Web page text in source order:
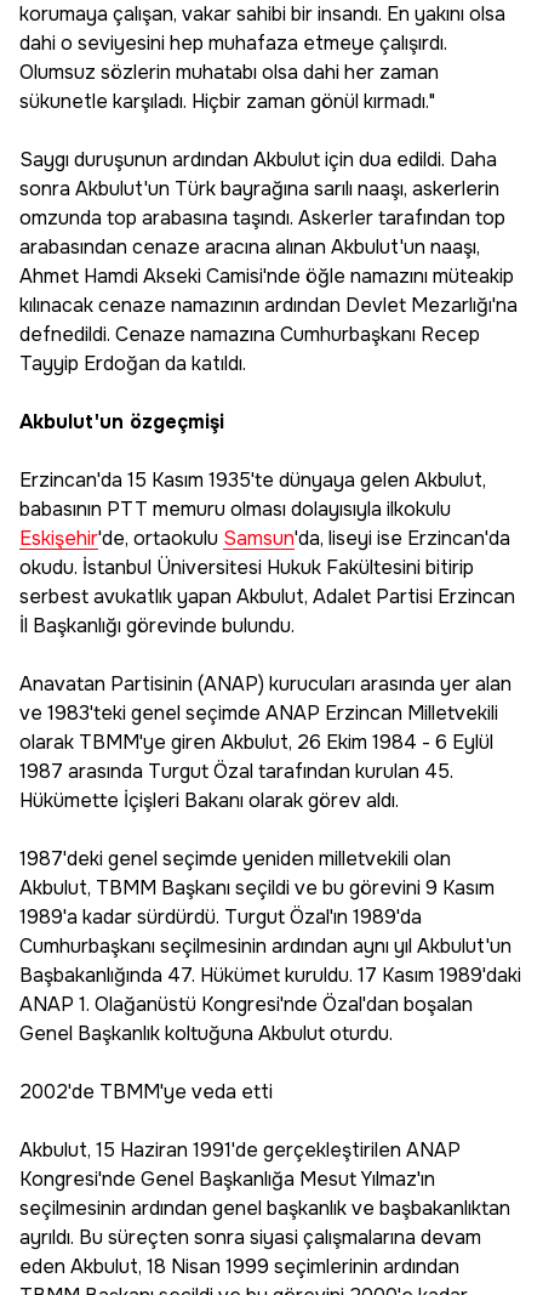
korumaya çalışan, vakar sahibi bir insandı. En yakını olsa
dahi o seviyesini hep muhafaza etmeye çalışırdı.
Olumsuz sözlerin muhatabı olsa dahi her zaman
sükunetle karşıladı. Hiçbir zaman gönül kırmadı."
Saygı duruşunun ardından Akbulut için dua edildi. Daha
sonra Akbulut'un Türk bayrağına sarılı naaşı, askerlerin
omzunda top arabasına taşındı. Askerler tarafından top
arabasından cenaze aracına alınan Akbulut'un naaşı,
Ahmet Hamdi Akseki Camisi'nde öğle namazını müteakip
kılınacak cenaze namazının ardından Devlet Mezarlığı'na
defnedildi. Cenaze namazına Cumhurbaşkanı Recep
Tayyip Erdoğan da katıldı.
Akbulut'un özgeçmişi
Erzincan'da 15 Kasım 1935'te dünyaya gelen Akbulut,
babasının PTT memuru olması dolayısıyla ilkokulu
Eskişehir'de, ortaokulu Samsun'da, liseyi ise Erzincan'da
okudu. İstanbul Üniversitesi Hukuk Fakültesini bitirip
serbest avukatlık yapan Akbulut, Adalet Partisi Erzincan
İl Başkanlığı görevinde bulundu.
Anavatan Partisinin (ANAP) kurucuları arasında yer alan
ve 1983'teki genel seçimde ANAP Erzincan Milletvekili
olarak TBMM'ye giren Akbulut, 26 Ekim 1984 - 6 Eylül
1987 arasında Turgut Özal tarafından kurulan 45.
Hükümette İçişleri Bakanı olarak görev aldı.
1987'deki genel seçimde yeniden milletvekili olan
Akbulut, TBMM Başkanı seçildi ve bu görevini 9 Kasım
1989'a kadar sürdürdü. Turgut Özal'ın 1989'da
Cumhurbaşkanı seçilmesinin ardından aynı yıl Akbulut'un
Başbakanlığında 47. Hükümet kuruldu. 17 Kasım 1989'daki
ANAP 1. Olağanüstü Kongresi'nde Özal'dan boşalan
Genel Başkanlık koltuğuna Akbulut oturdu.
2002'de TBMM'ye veda etti
Akbulut, 15 Haziran 1991'de gerçekleştirilen ANAP
Kongresi'nde Genel Başkanlığa Mesut Yılmaz'ın
seçilmesinin ardından genel başkanlık ve başbakanlıktan
ayrıldı. Bu süreçten sonra siyasi çalışmalarına devam
eden Akbulut, 18 Nisan 1999 seçimlerinin ardından